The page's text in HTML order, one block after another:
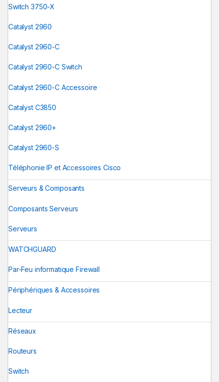
Switch 3750-X
Catalyst 2960
Catalyst 2960-C
Catalyst 2960-C Switch
Catalyst 2960-C Accessoire
Catalyst C3850
Catalyst 2960+
Catalyst 2960-S
Téléphonie IP et Accessoires Cisco
Serveurs & Composants
Composants Serveurs
Serveurs
WATCHGUARD
Par-Feu informatique Firewall
Périphériques & Accessoires
Lecteur
Réseaux
Routeurs
Switch